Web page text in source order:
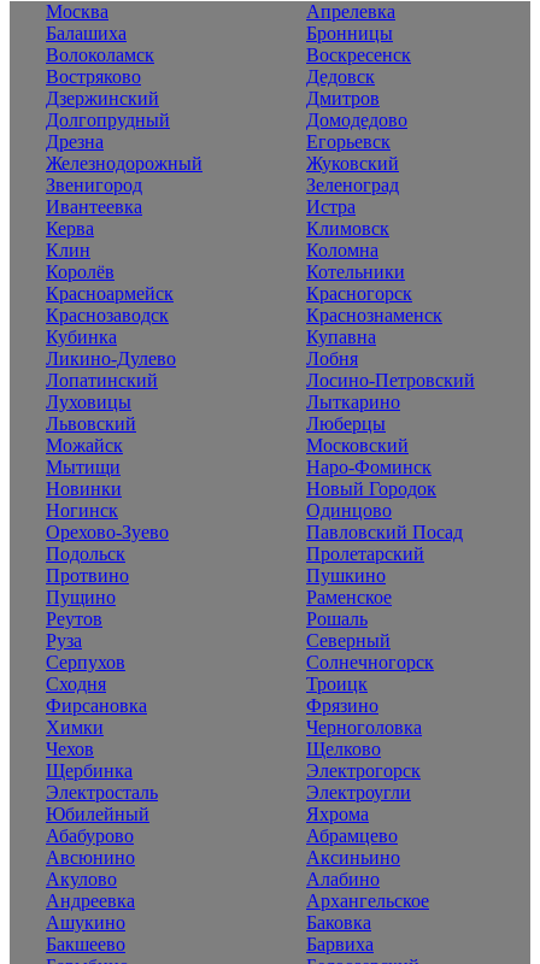
Москва
Апрелевка
Балашиха
Бронницы
Волоколамск
Воскресенск
Востряково
Дедовск
Дзержинский
Дмитров
Долгопрудный
Домодедово
Дрезна
Егорьевск
Железнодорожный
Жуковский
Звенигород
Зеленоград
Ивантеевка
Истра
Керва
Климовск
Клин
Коломна
Королёв
Котельники
Красноармейск
Красногорск
Краснозаводск
Краснознаменск
Кубинка
Купавна
Ликино-Дулево
Лобня
Лопатинский
Лосино-Петровский
Луховицы
Лыткарино
Львовский
Люберцы
Можайск
Московский
Мытищи
Наро-Фоминск
Новинки
Новый Городок
Ногинск
Одинцово
Орехово-Зуево
Павловский Посад
Подольск
Пролетарский
Протвино
Пушкино
Пущино
Раменское
Реутов
Рошаль
Руза
Северный
Серпухов
Солнечногорск
Сходня
Троицк
Фирсановка
Фрязино
Химки
Черноголовка
Чехов
Щелково
Щербинка
Электрогорск
Электросталь
Электроугли
Юбилейный
Яхрома
Абабурово
Абрамцево
Авсюнино
Аксиньино
Акулово
Алабино
Андреевка
Архангельское
Ашукино
Баковка
Бакшеево
Барвиха